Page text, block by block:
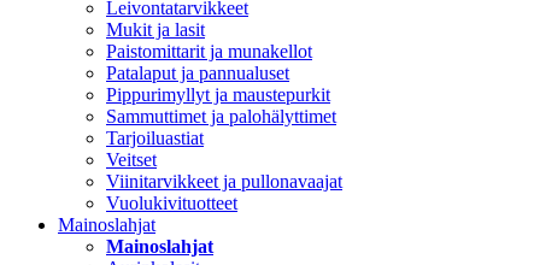
Leivontatarvikkeet
Mukit ja lasit
Paistomittarit ja munakellot
Patalaput ja pannualuset
Pippurimyllyt ja maustepurkit
Sammuttimet ja palohälyttimet
Tarjoiluastiat
Veitset
Viinitarvikkeet ja pullonavaajat
Vuolukivituotteet
Mainoslahjat
Mainoslahjat